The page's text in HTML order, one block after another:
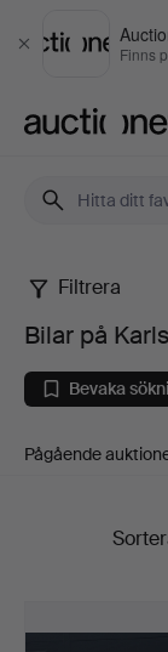
Stäng Finns
Bilar
på
Karlstad
Filtrera
Bilar på
Bevaka
Pågående
Slutpriser